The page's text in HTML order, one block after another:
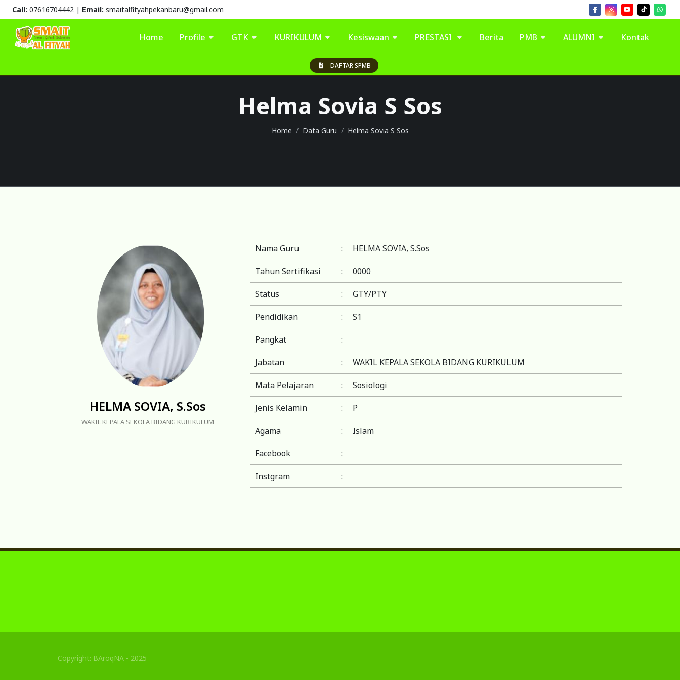
Call: 07616704442 | Email: smaitalfityahpekanbaru@gmail.com
DAFTAR SPMB
Home Profile GTK KURIKULUM Kesiswaan PRESTASI Berita PMB ALUMNI Kontak
Helma Sovia S Sos
Home Data Guru Helma Sovia S Sos
HELMA SOVIA, S.Sos
WAKIL KEPALA SEKOLA BIDANG KURIKULUM
Nama Guru : HELMA SOVIA, S.Sos
Tahun Sertifikasi : 0000
Status : GTY/PTY
Pendidikan : S1
Pangkat :
Jabatan : WAKIL KEPALA SEKOLA BIDANG KURIKULUM
Mata Pelajaran : Sosiologi
Jenis Kelamin : P
Agama : Islam
Facebook :
Instgram :
Copyright: BAroqNA - 2025